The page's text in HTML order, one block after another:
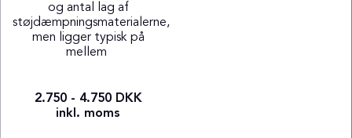
og antal lag af
støjdæmpningsmaterialerne,
men ligger typisk på
mellem
2.750 - 4.750 DKK
inkl. moms